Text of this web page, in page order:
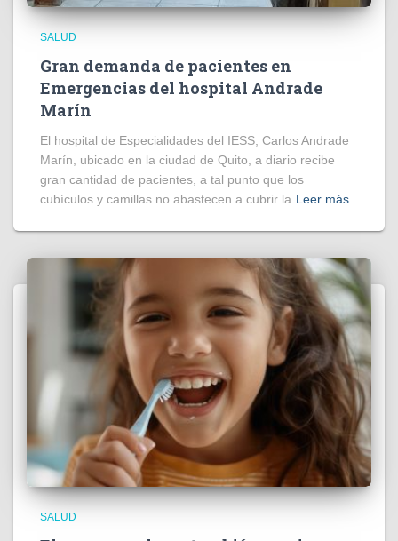
SALUD
Gran demanda de pacientes en
Emergencias del hospital Andrade
Marín
El hospital de Especialidades del IESS, Carlos Andrade
Marín, ubicado en la ciudad de Quito, a diario recibe
gran cantidad de pacientes, a tal punto que los
cubículos y camillas no abastecen a cubrir la Leer más
SALUD